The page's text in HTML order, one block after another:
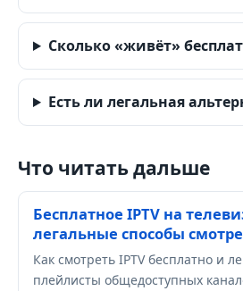
Сколько «живёт»
Есть ли легальная
Что читать дальше
Бесплатное IPTV на
легальные способы
Как смотреть IPTV бесплатно и
плейлисты общедоступных